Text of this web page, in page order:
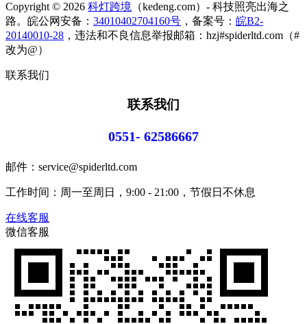
Copyright © 2026 科灯跨境 （kedeng.com）- 科技照亮出海之
路。皖公网安备： 34010402704160号 ，备案号： 皖B2-
20140010-28 ，违法和不良信息举报邮箱：hzj#spiderltd.com（#
改为@）
联系我们
联系我们
0551- 62586667
邮件：service@spiderltd.com
工作时间：周一至周日，9:00 - 21:00，节假日不休息
在线客服
微信客服